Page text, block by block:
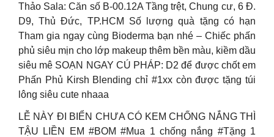
Thảo Sala: Căn số B-00.12A Tầng trệt, Chung cư, 6 Đ.
D9, Thủ Đức, TP.HCM Số lượng quà tặng có hạn
Tham gia ngay cùng Bioderma bạn nhé – Chiếc phấn
phủ siêu mịn cho lớp makeup thêm bền màu, kiềm dầu
siêu mê SOẠN NGAY CÚ PHÁP: D2 để được chốt em
Phấn Phủ Kirsh Blending chỉ #1xx còn được tặng túi
lông siêu cute nhaaa
LỄ NÀY ĐI BIỂN CHƯA CÓ KEM CHỐNG NẮNG THÌ
TẬU LIỀN EM #BOM #Mua 1 chống nắng #Tặng 1